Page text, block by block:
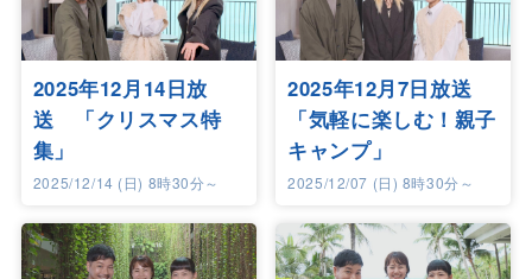
2025年12月14日放
送 「クリスマス特
集」
2025/12/14 (日) 8時30分～
2025年12月7日放送
「気軽に楽しむ！親子
キャンプ」
2025/12/07 (日) 8時30分～